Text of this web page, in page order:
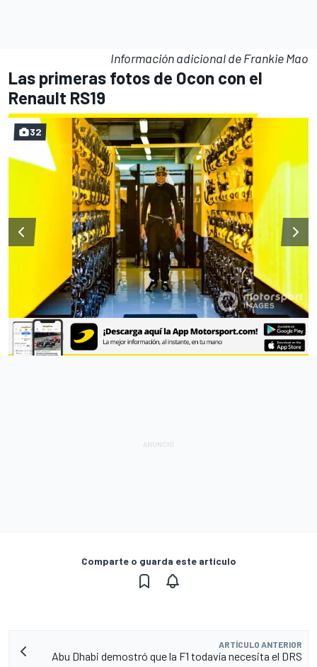
Información adicional de Frankie Mao
Las primeras fotos de Ocon con el
Renault RS19
32
Comparte o guarda este artículo
ARTÍCULO ANTERIOR
Abu Dhabi demostró que la F1 todavía necesita el DRS